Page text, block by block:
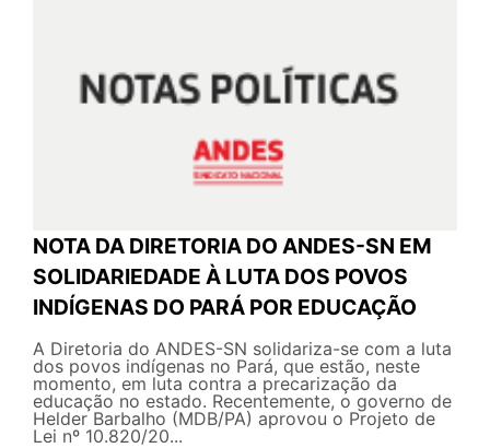
NOTA DA DIRETORIA DO ANDES-SN EM
SOLIDARIEDADE À LUTA DOS POVOS
INDÍGENAS DO PARÁ POR EDUCAÇÃO
A Diretoria do ANDES-SN solidariza-se com a luta
dos povos indígenas no Pará, que estão, neste
momento, em luta contra a precarização da
educação no estado. Recentemente, o governo de
Helder Barbalho (MDB/PA) aprovou o Projeto de
Lei nº 10.820/20...